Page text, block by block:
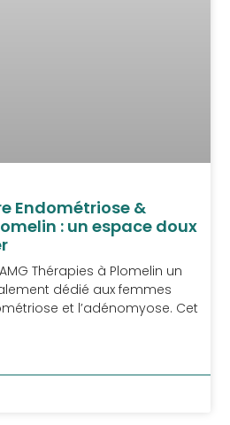
Endométriose &
: un espace doux
Thérapies à Plomelin un
dédié aux femmes
et l’adénomyose. Cet